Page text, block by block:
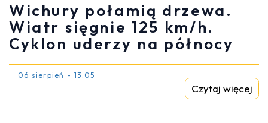
Wichury połamią drzewa.
Wiatr sięgnie 125 km/h.
Cyklon uderzy na północy
06 sierpień - 13:05
Czytaj więcej